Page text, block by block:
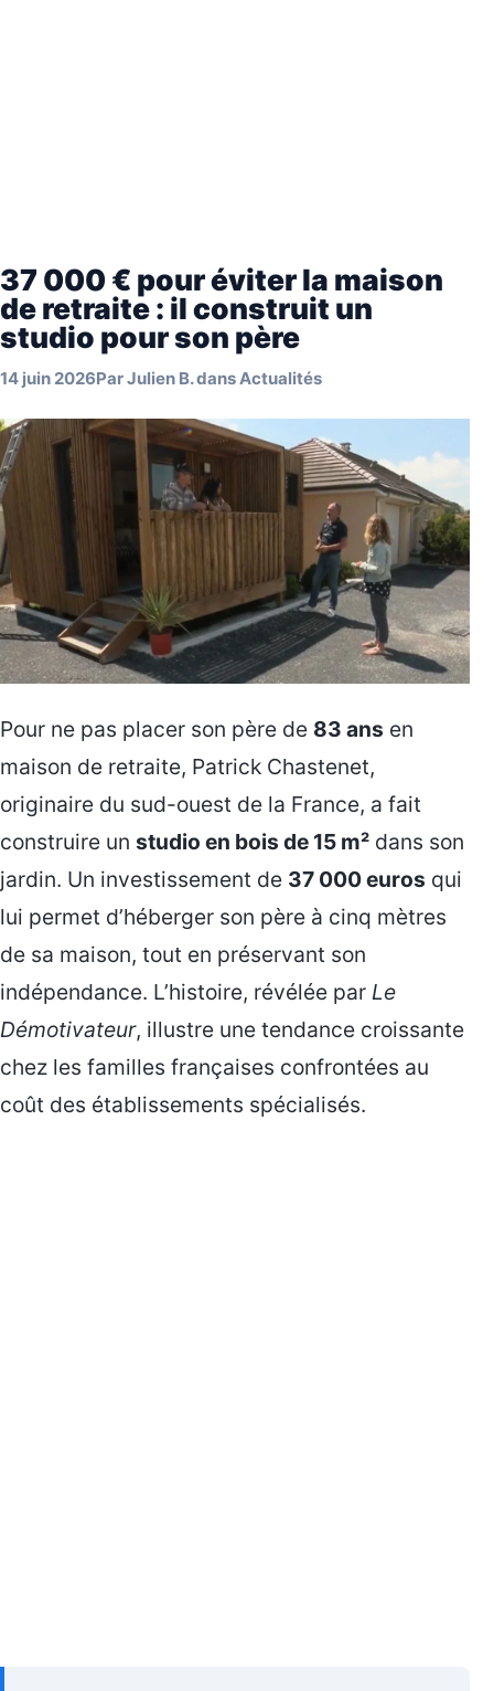
37 000 € pour éviter la maison
de retraite : il construit un
studio pour son père
14 juin 2026ParJulien B.dansActualités
Pour ne pas placer son père de 83 ans en
maison de retraite, Patrick Chastenet,
originaire du sud-ouest de la France, a fait
construire un studio en bois de 15 m² dans son
jardin. Un investissement de 37 000 euros qui
lui permet d’héberger son père à cinq mètres
de sa maison, tout en préservant son
indépendance. L’histoire, révélée par Le
Démotivateur, illustre une tendance croissante
chez les familles françaises confrontées au
coût des établissements spécialisés.